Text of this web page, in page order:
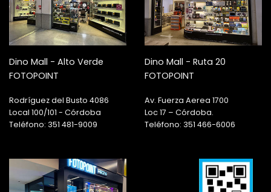
Dino Mall - Alto Verde
FOTOPOINT
Rodríguez del Busto 4086
Local 100/101 - Córdoba
Teléfono: 351 481-9009
Dino Mall - Ruta 20
FOTOPOINT
Av. Fuerza Aerea 1700
Loc 17 – Córdoba.
Teléfono: 351 466-6006